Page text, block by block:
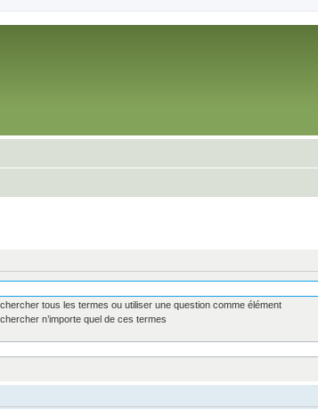
tous les termes ou utiliser une question comme élément
n’importe quel de ces termes